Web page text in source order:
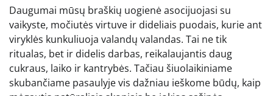
Daugumai mūsų braškių uogienė asocijuojasi su
vaikyste, močiutės virtuve ir dideliais puodais, kurie ant
viryklės kunkuliuoja valandų valandas. Tai ne tik
ritualas, bet ir didelis darbas, reikalaujantis daug
cukraus, laiko ir kantrybės. Tačiau šiuolaikiniame
skubančiame pasaulyje vis dažniau ieškome būdų, kaip